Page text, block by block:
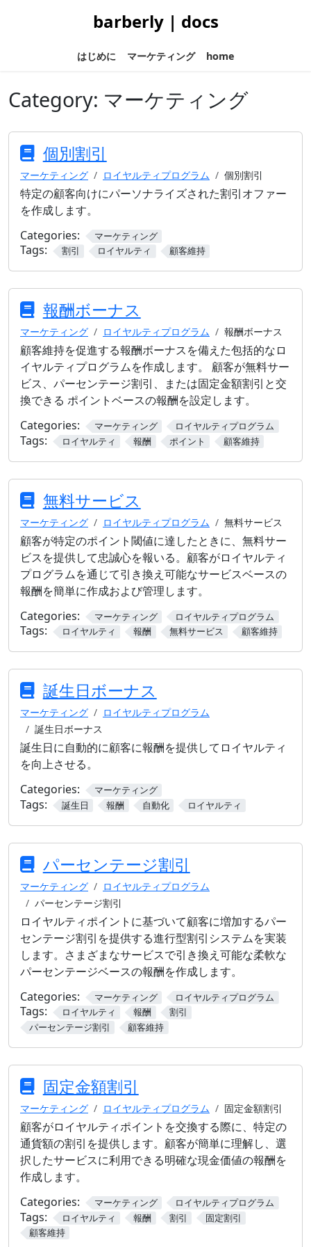
barberly | docs
はじめに マーケティング home
Category: マーケティング
個別割引
マーケティング ロイヤルティプログラム 個別割引
特定の顧客向けにパーソナライズされた割引オファー
を作成します。
Categories:
マーケティング
Tags: 割引 ロイヤルティ 顧客維持
報酬ボーナス
マーケティング ロイヤルティプログラム 報酬ボーナス
顧客維持を促進する報酬ボーナスを備えた包括的なロ
イヤルティプログラムを作成します。 顧客が無料サー
ビス、パーセンテージ割引、または固定金額割引と交
換できる ポイントベースの報酬を設定します。
Categories:
マーケティング ロイヤルティプログラム
Tags: ロイヤルティ 報酬 ポイント 顧客維持
無料サービス
マーケティング ロイヤルティプログラム 無料サービス
顧客が特定のポイント閾値に達したときに、無料サー
ビスを提供して忠誠心を報いる。顧客がロイヤルティ
プログラムを通じて引き換え可能なサービスベースの
報酬を簡単に作成および管理します。
Categories:
マーケティング ロイヤルティプログラム
Tags: ロイヤルティ 報酬 無料サービス 顧客維持
誕生日ボーナス
マーケティング
ロイヤルティプログラム
誕生日ボーナス
誕生日に自動的に顧客に報酬を提供してロイヤルティ
を向上させる。
Categories:
マーケティング
Tags: 誕生日 報酬 自動化 ロイヤルティ
パーセンテージ割引
マーケティング
ロイヤルティプログラム
パーセンテージ割引
ロイヤルティポイントに基づいて顧客に増加するパー
センテージ割引を提供する進行型割引システムを実装
します。さまざまなサービスで引き換え可能な柔軟な
パーセンテージベースの報酬を作成します。
Categories:
マーケティング ロイヤルティプログラム
Tags: ロイヤルティ 報酬
割引
パーセンテージ割引
顧客維持
固定金額割引
マーケティング ロイヤルティプログラム 固定金額割引
顧客がロイヤルティポイントを交換する際に、特定の
通貨額の割引を提供します。顧客が簡単に理解し、選
択したサービスに利用できる明確な現金価値の報酬を
作成します。
Categories:
マーケティング ロイヤルティプログラム
Tags: ロイヤルティ 報酬 割引
固定割引
顧客維持